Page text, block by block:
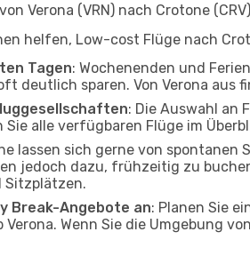
Verona (VRN) nach Crotone
helfen, Low-cost Flüge nach
Tagen: Wochenenden und
deutlich sparen. Von Verona aus
: Die Auswahl an
alle verfügbaren Flüge im
lassen sich gerne von
jedoch dazu, frühzeitig zu
Sitzplätzen.
Break-Angebote an: Planen Sie
Verona. Wenn Sie die Umgebung